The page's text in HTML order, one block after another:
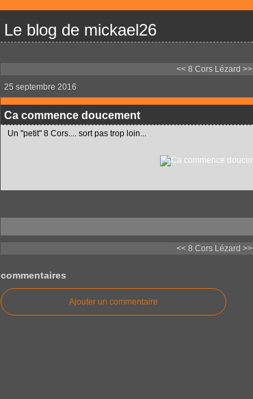
Le blog de mickael26
<< 8 Cors Lézard >>
25 septembre 2016
Ca commence doucement
Un "petit" 8 Cors.... sort pas trop loin...
<< 8 Cors Lézard >>
commentaires
Ajouter un commentaire